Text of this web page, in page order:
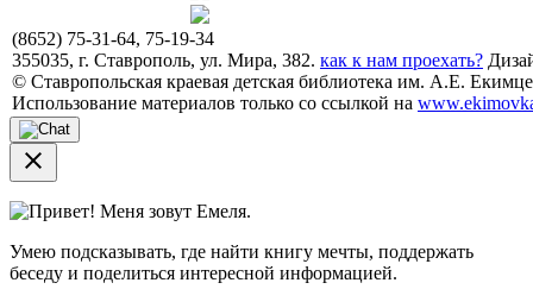
(8652) 75-31-64, 75-19-34
355035, г. Ставрополь, ул. Мира, 382. как к нам проехать?
© Ставропольская краевая детская библиотека им. А.Е.
Использование материалов только со ссылкой на
close
Привет! Меня зовут Емеля.
Умею подсказывать, где найти книгу мечты, поддержать
беседу и поделиться интересной информацией.